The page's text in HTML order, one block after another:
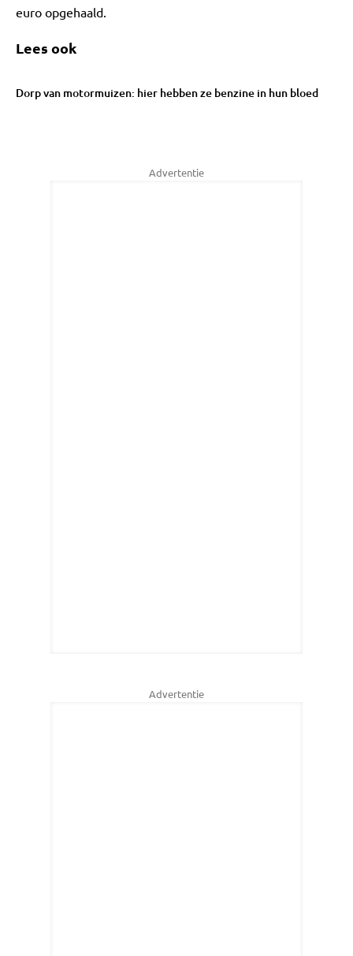
euro opgehaald.
Lees ook
Dorp van motormuizen: hier hebben ze benzine in hun bloed
Advertentie
Advertentie